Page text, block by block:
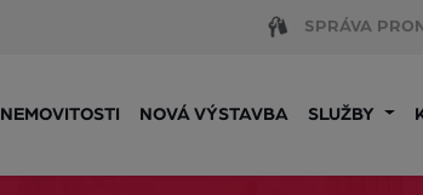
SPRÁVA
NEMOVITOSTI NOVÁ VÝSTAVBA SLUŽBY